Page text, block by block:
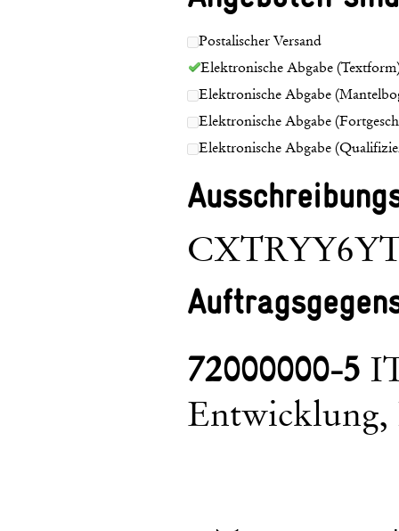
Postalischer Versand
Elektronische Abgabe
Elektronische Abgabe
Elektronische Abgabe
Elektronische Abgabe
72000000-5